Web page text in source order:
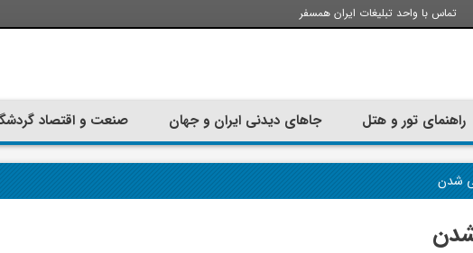
تماس با واحد تبلیغات ایران همسفر
راهنمای تور و هتل جاهای دیدنی ایران و جهان صنعت و اقتصاد
شدن